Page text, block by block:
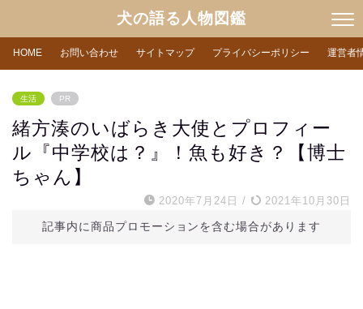
犬の語る人物図鑑
HOME お問い合わせ サイトマップ プライバシーポリシー 運営者
生活 PR
緒方湊のいばらき大使とプロフィー
ル『中学校は？』！魚も好き？【博士
ちゃん】
2020年7月24日 / 2021年10月30日
記事内に商品プロモーションを含む場合があります